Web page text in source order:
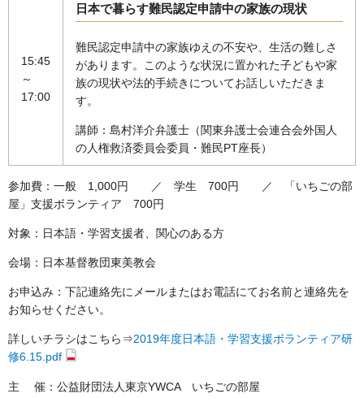
15:45
～
17:00
日本で暮らす難民認定申請中の家族の現状
難民認定申請中の家族ゆえの不安や、生活の難しさ
があります。このような状況に置かれた子どもや家
族の現状や法的手続きについてお話しいただきま
す。
講師：島村洋介弁護士（関東弁護士会連合会外国人
の人権救済委員会委員・難民PT座長）
参加費：一般 1,000円 ／ 学生 700円 ／ 「いちごの部
屋」支援ボランティア 700円
対象：日本語・学習支援者、関心のある方
会場：日本基督教団東美教会
お申込み：下記連絡先にメールまたはお電話にてお名前と連絡先を
お知らせください。
詳しいチラシはこちら⇒2019年度日本語・学習支援ボランティア研
修6.15.pdf
主 催：公益財団法人東京YWCA いちごの部屋